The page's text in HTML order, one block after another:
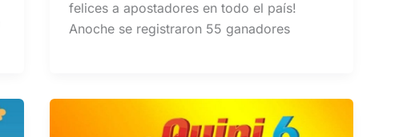
felices a apostadores en todo el país!
Anoche se registraron 55 ganadores